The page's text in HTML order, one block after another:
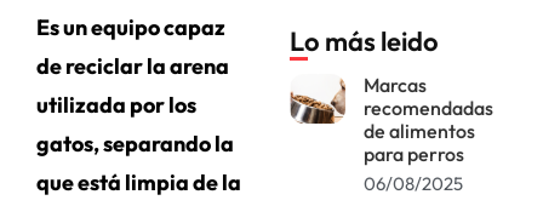
Es un equipo capaz
de reciclar la arena
utilizada por los
gatos, separando la
que está limpia de la
Lo más leido
Marcas
recomendadas
de alimentos
para perros
06/08/2025